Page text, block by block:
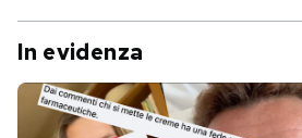
In evidenza